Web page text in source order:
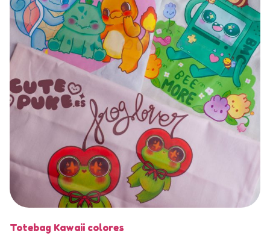
Totebag Kawaii colores